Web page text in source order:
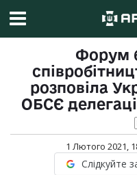
Форум
розповіла
ОБСЄ
1 Лютого 2021,
Слідкуйте